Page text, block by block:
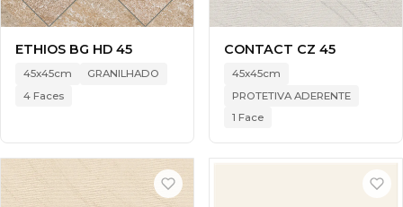
ETHIOS BG HD 45
45x45cm
GRANILHADO
4 Faces
CONTACT CZ 45
45x45cm
PROTETIVA ADERENTE
1 Face